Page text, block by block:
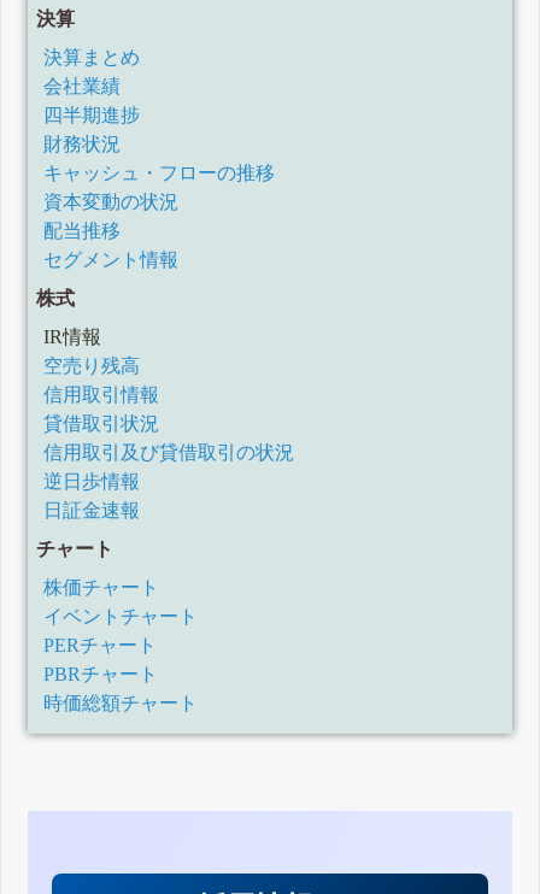
決算
決算まとめ
会社業績
四半期進捗
財務状況
キャッシュ・フローの推移
資本変動の状況
配当推移
セグメント情報
株式
IR情報
空売り残高
信用取引情報
貸借取引状況
信用取引及び貸借取引の状況
逆日歩情報
日証金速報
チャート
株価チャート
イベントチャート
PERチャート
PBRチャート
時価総額チャート